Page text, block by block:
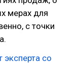
мерах для
с точки
эксперта со